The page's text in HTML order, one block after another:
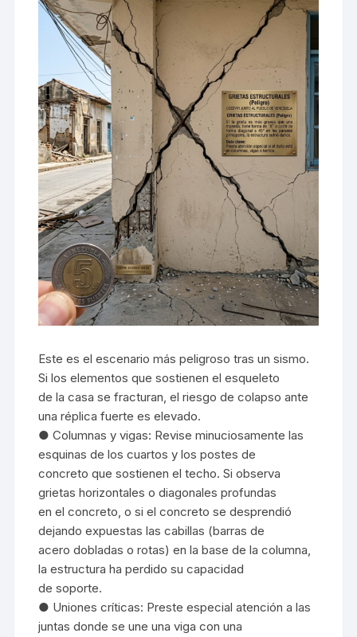
Este es el escenario más peligroso tras un sismo.
Si los elementos que sostienen el esqueleto
de la casa se fracturan, el riesgo de colapso ante
una réplica fuerte es elevado.
● Columnas y vigas: Revise minuciosamente las
esquinas de los cuartos y los postes de
concreto que sostienen el techo. Si observa
grietas horizontales o diagonales profundas
en el concreto, o si el concreto se desprendió
dejando expuestas las cabillas (barras de
acero dobladas o rotas) en la base de la columna,
la estructura ha perdido su capacidad
de soporte.
● Uniones críticas: Preste especial atención a las
juntas donde se une una viga con una